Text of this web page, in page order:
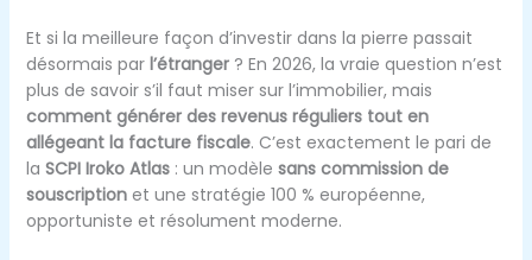
Et si la meilleure façon d’investir dans la pierre passait
désormais par l’étranger? En 2026, la vraie question n’est
plus de savoir s’il faut miser sur l’immobilier, mais
comment générer des revenus réguliers tout en
allégeant la facture fiscale. C’est exactement le pari de
la SCPI Iroko Atlas: un modèle sans commission de
souscriptionet une stratégie 100 % européenne,
opportuniste et résolument moderne.